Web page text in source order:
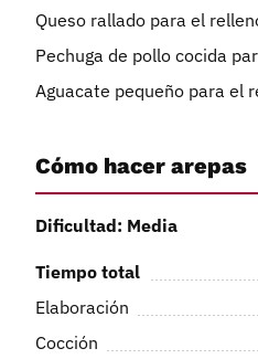
Queso rallado para el
Pechuga de pollo cocida
Aguacate pequeño para el
Cómo hacer arepas
Dificultad: Media
Tiempo total
Elaboración
Cocción